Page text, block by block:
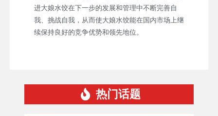
进大娘水饺在下一步的发展和管理中不断完善自
我、挑战自我，从而使大娘水饺能在国内市场上继
续保持良好的竞争优势和领先地位。
热门话题